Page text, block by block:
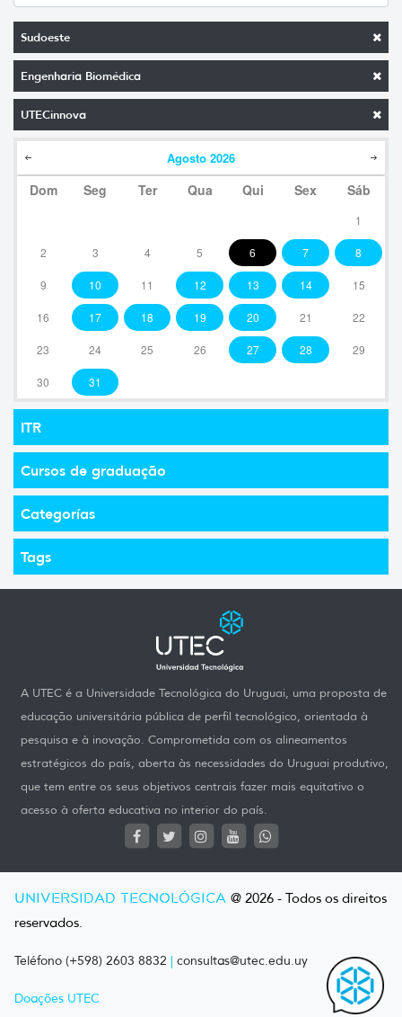
Sudoeste
Engenharia Biomédica
UTECinnova
Agosto 2026
Dom Seg Ter Qua Qui Sex Sáb
1
2 3 4 5 6 7 8
9 10 11 12 13 14 15
16 17 18 19 20 21 22
23 24 25 26 27 28 29
30 31
ITR
Cursos de graduação
Categorías
Tags
A UTEC é a Universidade Tecnológica do Uruguai, uma proposta de
educação universitária pública de perfil tecnológico, orientada à
pesquisa e à inovação. Comprometida com os alineamentos
estratégicos do país, aberta às necessidades do Uruguai produtivo,
que tem entre os seus objetivos centrais fazer mais equitativo o
acesso à oferta educativa no interior do país.
UNIVERSIDAD TECNOLÓGICA @ 2026 - Todos os direitos
reservados.
Teléfono (+598) 2603 8832 | consultas@utec.edu.uy
Doações UTEC